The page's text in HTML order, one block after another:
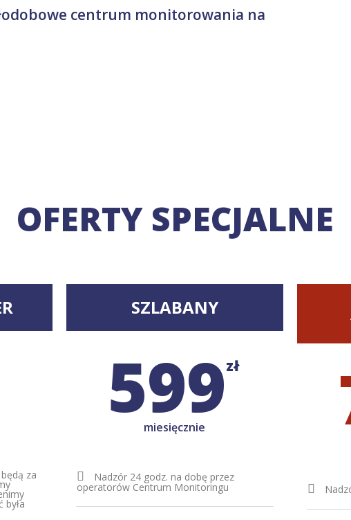
centrum monitorowania na
OFERTY SPECJALNE
za
była
SZLABANY
599zł
miesięcznie
Nadzór 24 godz. na dobę przez
operatorów Centrum Monitoringu